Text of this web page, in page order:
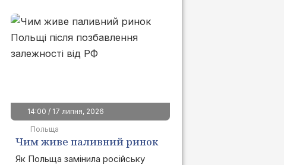
14:00 / 17 липня, 2026
Польща
Чим живе паливний ринок
Польщі після позбавлення
Як Польща замінила російську